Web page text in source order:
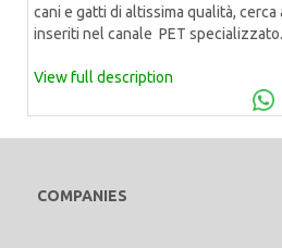
cani e gatti di altissima qualità,
inseriti nel canale PET
View full description
COMPANIES